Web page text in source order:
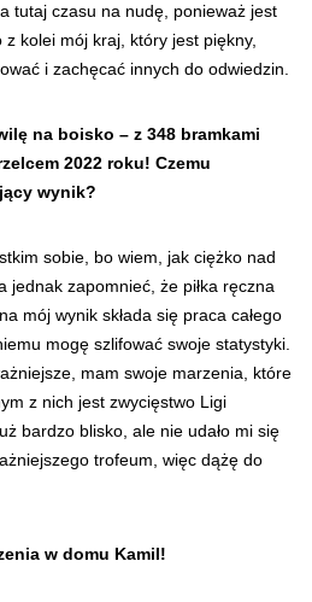
tutaj czasu na nudę, ponieważ jest
kolei mój kraj, który jest piękny,
i zachęcać innych do odwiedzin.
na boisko – z 348 bramkami
2022 roku! Czemu
wynik?
sobie, bo wiem, jak ciężko nad
jednak zapomnieć, że piłka ręczna
mój wynik składa się praca całego
mogę szlifować swoje statystyki.
mam swoje marzenia, które
z nich jest zwycięstwo Ligi
bardzo blisko, ale nie udało mi się
trofeum, więc dążę do
w domu Kamil!